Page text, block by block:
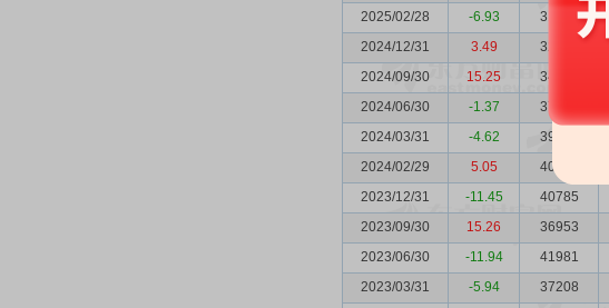
2025/02/28
-6.93 31966
2024/12/31
3.49 32663
2024/09/30
15.25 34609
2024/06/30
-1.37 37386
2024/03/31
-4.62 39156
2024/02/29
5.05 40744
2023/12/31
-11.45 40785
2023/09/30
15.26 36953
2023/06/30
-11.94 41981
2023/03/31
-5.94 37208